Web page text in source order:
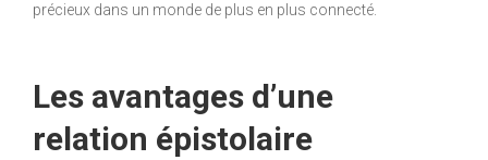
précieux dans un monde de plus en plus connecté.
Les avantages d’une
relation épistolaire